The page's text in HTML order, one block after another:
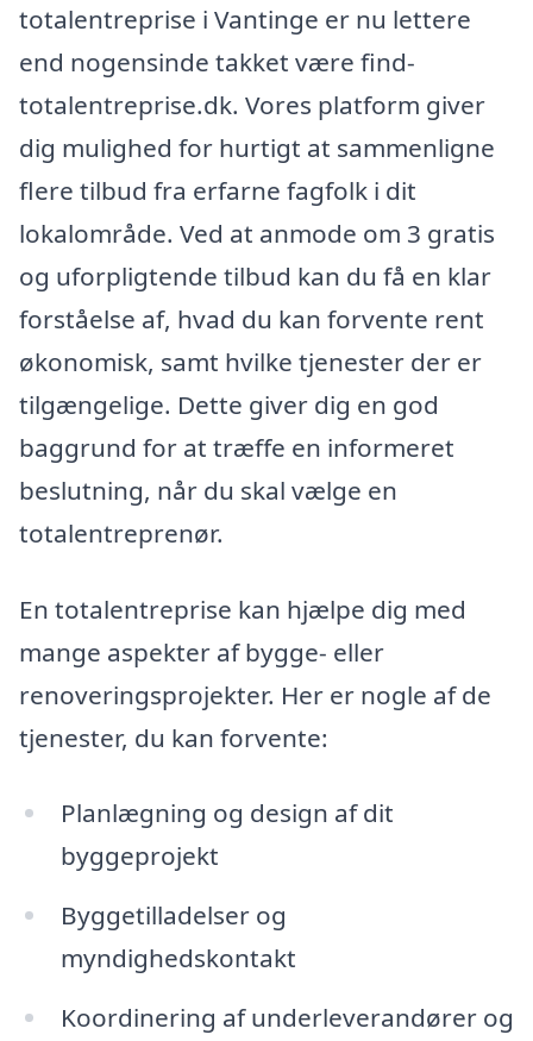
totalentreprise i Vantinge er nu lettere
end nogensinde takket være find-
totalentreprise.dk. Vores platform giver
dig mulighed for hurtigt at sammenligne
flere tilbud fra erfarne fagfolk i dit
lokalområde. Ved at anmode om 3 gratis
og uforpligtende tilbud kan du få en klar
forståelse af, hvad du kan forvente rent
økonomisk, samt hvilke tjenester der er
tilgængelige. Dette giver dig en god
baggrund for at træffe en informeret
beslutning, når du skal vælge en
totalentreprenør.
En totalentreprise kan hjælpe dig med
mange aspekter af bygge- eller
renoveringsprojekter. Her er nogle af de
tjenester, du kan forvente:
Planlægning og design af dit
byggeprojekt
Byggetilladelser og
myndighedskontakt
Koordinering af underleverandører og